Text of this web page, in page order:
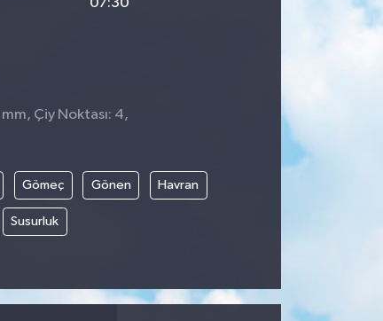
mm, Çiy Noktası: 4,
Gömeç Gönen Havran
Susurluk